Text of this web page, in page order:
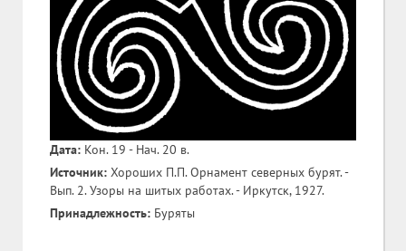
Дата: Кон. 19 - Нач. 20 в.
Источник: Хороших П.П. Орнамент северных бурят. -
Вып. 2. Узоры на шитых работах. - Иркутск, 1927.
Принадлежность: Буряты